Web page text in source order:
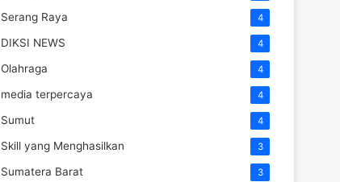
Serang Raya 4
DIKSI NEWS 4
Olahraga 4
media terpercaya 4
Sumut 4
Skill yang Menghasilkan 3
Sumatera Barat 3